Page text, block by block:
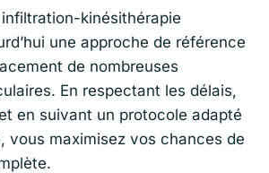
kinésithérapie
une approche de référence
de nombreuses
En respectant les délais,
en suivant un protocole adapté
vous maximisez vos chances de